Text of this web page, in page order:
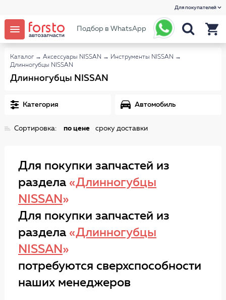
Для покупателей
Подбор в WhatsApp
Каталог → Аксессуары NISSAN → Инструменты NISSAN →
Длинногубцы NISSAN
Длинногубцы NISSAN
Категория Автомобиль
Сортировка: по цене сроку доставки
Для покупки запчастей из
раздела «Длинногубцы
NISSAN »
Для покупки запчастей из
раздела «Длинногубцы
NISSAN »
потребуются сверхспособности
наших менеджеров